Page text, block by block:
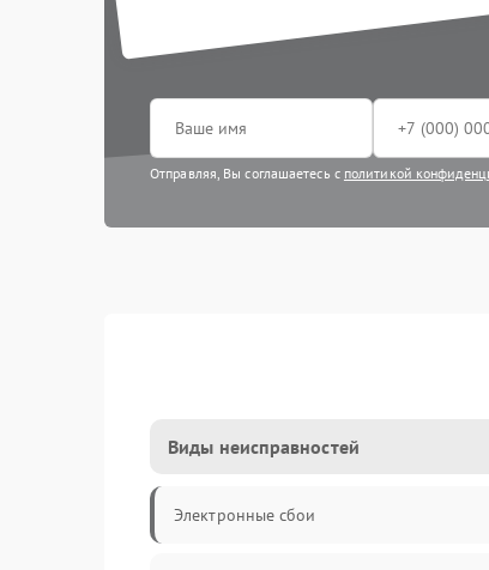
Отправляя, Вы соглашаетесь с политикой
Виды неисправностей
Электронные сбои